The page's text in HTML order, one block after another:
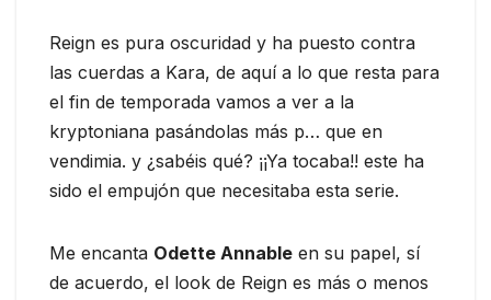
Reign es pura oscuridad y ha puesto contra
las cuerdas a Kara, de aquí a lo que resta para
el fin de temporada vamos a ver a la
kryptoniana pasándolas más p… que en
vendimia. y ¿sabéis qué? ¡¡Ya tocaba!! este ha
sido el empujón que necesitaba esta serie.
Me encanta Odette Annable en su papel, sí
de acuerdo, el look de Reign es más o menos